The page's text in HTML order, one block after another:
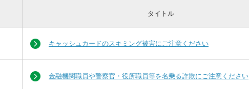
タイトル
キャッシュカードのスキミング被害にご注意ください
金融機関職員や警察官・役所職員等を名乗る詐欺にご注意ください